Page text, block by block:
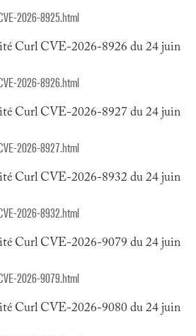
2026-8925.html
Curl CVE-2026-8926 du 24 juin
2026-8926.html
Curl CVE-2026-8927 du 24 juin
2026-8927.html
Curl CVE-2026-8932 du 24 juin
2026-8932.html
Curl CVE-2026-9079 du 24 juin
2026-9079.html
Curl CVE-2026-9080 du 24 juin